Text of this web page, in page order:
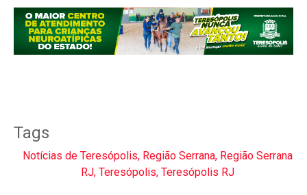
Tags
Notícias de Teresópolis, Região Serrana, Região Serrana
RJ, Teresópolis, Teresópolis RJ